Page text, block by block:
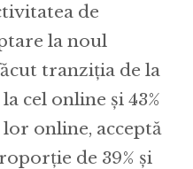
de
la noul
tranziția de la
cel online și 43%
online, acceptă
de 39% și